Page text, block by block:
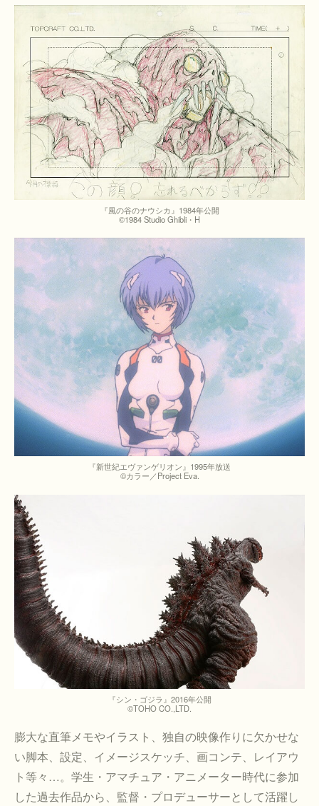
『風の谷のナウシカ』1984年公開
©1984 Studio Ghibli・H
『新世紀エヴァンゲリオン』1995年放送
©カラー／Project Eva.
『シン・ゴジラ』2016年公開
©TOHO CO.,LTD.
膨大な直筆メモやイラスト、独自の映像作りに欠かせな
い脚本、設定、イメージスケッチ、画コンテ、レイアウ
ト等々…。学生・アマチュア・アニメーター時代に参加
した過去作品から、監督・プロデューサーとして活躍し